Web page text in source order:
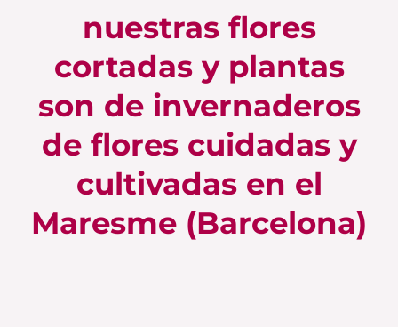
nuestras flores
cortadas y plantas
son de invernaderos
de flores cuidadas y
cultivadas en el
Maresme (Barcelona)